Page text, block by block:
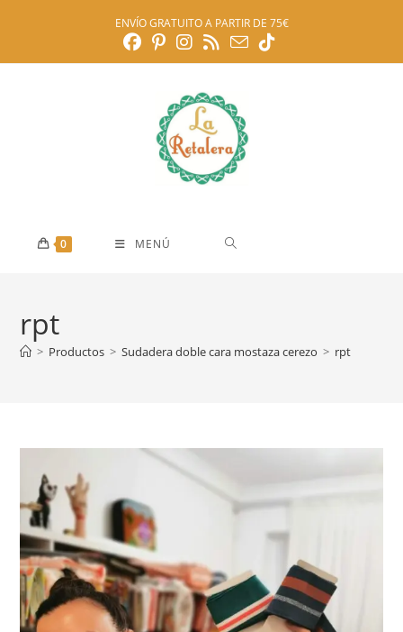
ENVÍO GRATUITO A PARTIR DE 75€
0 MENÚ
rpt
> Productos > Sudadera doble cara mostaza cerezo > rpt